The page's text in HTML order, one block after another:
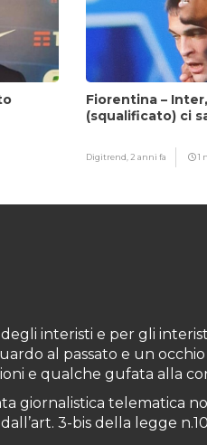
Fiorentina –
(squalificato) ci
Digitrend,2 anni fa 1
interisti e per gli
al passato e un
e qualche gufata alla
giornalistica telematica
3-bis della legge